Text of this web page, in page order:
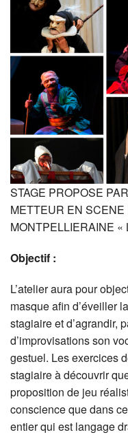
STAGE PROPOSE
METTEUR EN SCENE
MONTPELLIERAINE
Objectif :
L’atelier aura pour
masque afin d’éveiller
stagiaire et d’agrandir,
d’improvisations son
gestuel. Les exercices
stagiaire à découvrir
proposition de jeu
conscience que dans
entier qui est langage